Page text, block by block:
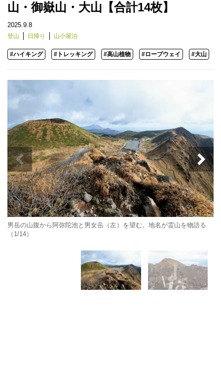
山・御嶽山・大山【合計14枚】
2025.9.8
登山 日帰り 山小屋泊
#ハイキング #トレッキング #高山植物 #ロープウェイ #大山
男岳の山腹から阿弥陀池と男女岳（左）を望む。地名が霊山を物語る
（1/14）